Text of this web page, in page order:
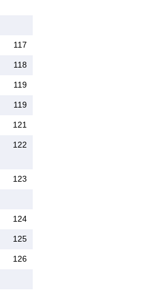
117
118
119
119
121
122
123
124
125
126